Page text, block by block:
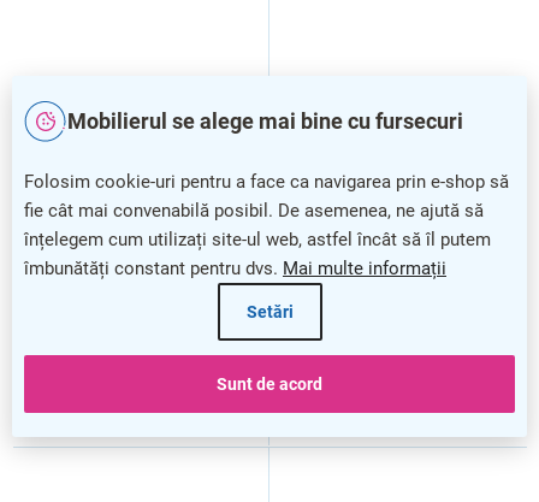
Mobilierul se alege mai bine cu fursecuri
Folosim cookie-uri pentru a face ca navigarea prin e-shop să
fie cât mai convenabilă posibil. De asemenea, ne ajută să
înțelegem cum utilizați site-ul web, astfel încât să îl putem
îmbunătăți constant pentru dvs. Mai multe informații
Setări
Sunt de acord
Dulap de colț inferior Vento
DKN-80/82, alb
Dulap de colț inferior Vento
DKN-80/82, alb/gri